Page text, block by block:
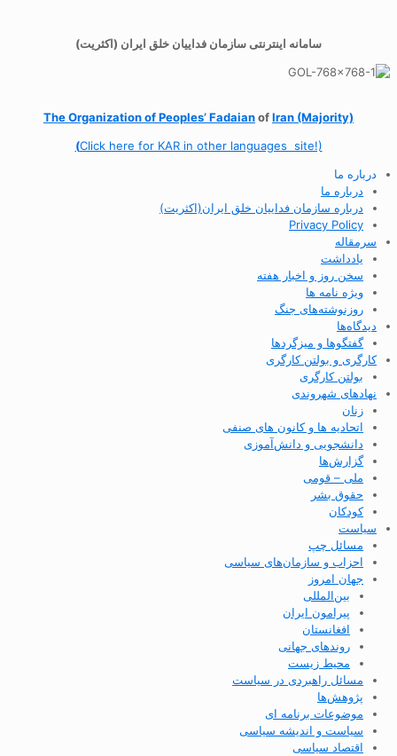
سامانه اینترنتی سازمان فداییان خلق ایران (اکثریت)
The Organization ofPeoples’ FadaianofIran (Majority)
(Click here for KAR in other languages site!)
درباره ما
درباره ما
درباره سازمان فداییان خلق ایران(اکثریت)
Privacy Policy
سرمقاله
یادداشت
سخن روز و اخبار هفته
ویژه نامه ها
روزنوشته‌های جنگ
دیدگاه‌ها
گفتگوها و میزگردها
کارگری و بولتن کارگری
بولتن کارگری
نهادهای شهروندی
زنان
اتحادیه ها و کانون های صنفی
دانشجویی و دانش‌آموزی
گزارش‌ها
ملی – قومی
حقوق بشر
کودکان
سیاست
مسائل چپ
احزاب و سازمان‌های سیاسی
جهان امروز
بین‌المللی
پیرامون ایران
افغانستان
روندهای جهانی
محیط زیست
مسائل راهبردی در سیاست
پژوهش‌ها
موضوعات برنامه ای
سیاست و اندیشه سیاسی
اقتصاد سیاسی